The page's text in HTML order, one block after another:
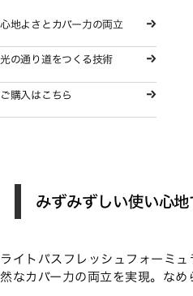
心地よさとカバー力の両立
光の通り道をつくる技術
ご購入はこちら
みずみずしい使い心地
ライトパスフレッシュフォーミ
然なカバー力の両立を実現。な